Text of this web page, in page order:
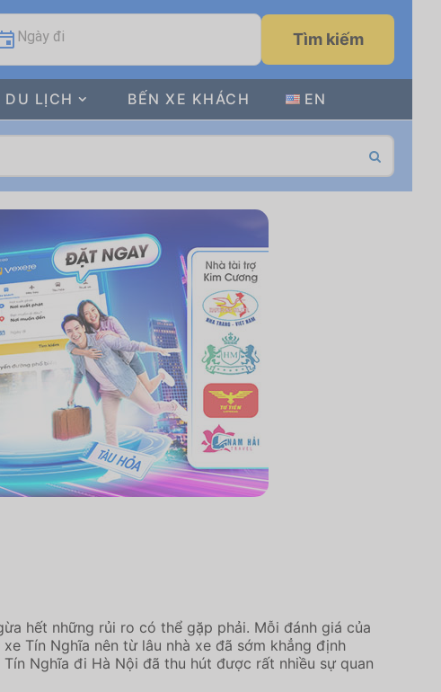
Ngày đi Tìm kiếm
DU LỊCH BẾN XE KHÁCH EN
hết những rủi ro có thể gặp phải. Mỗi đánh giá của
Tín Nghĩa nên từ lâu nhà xe đã sớm khẳng định
Nghĩa đi Hà Nội đã thu hút được rất nhiều sự quan